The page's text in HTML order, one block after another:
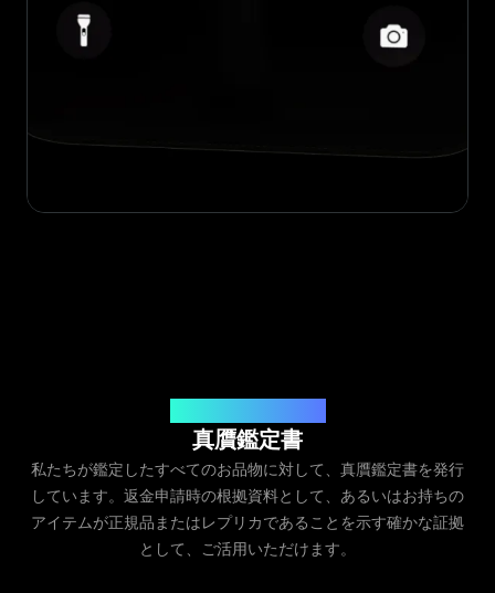
真贋鑑定書
私たちが鑑定したすべてのお品物に対して、真贋鑑定書を発行
しています。返金申請時の根拠資料として、あるいはお持ちの
アイテムが正規品またはレプリカであることを示す確かな証拠
として、ご活用いただけます。